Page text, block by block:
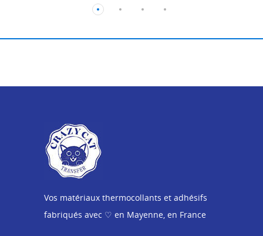
Vos matériaux thermocollants et adhésifs
fabriqués avec ♡ en Mayenne, en France